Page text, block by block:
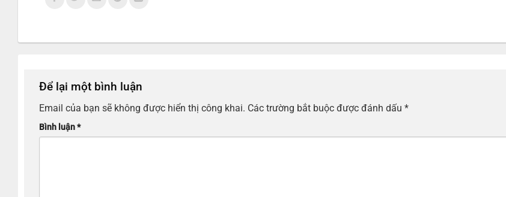
Để lại một bình luận
Email của bạn sẽ không được hiển thị công khai. Các trường bắt buộc được đánh dấu *
Bình luận*